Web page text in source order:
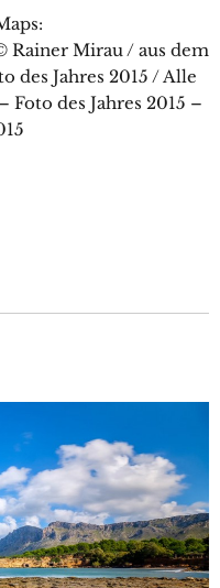
Mirau / aus dem
des Jahres 2015 / Alle
des Jahres 2015 –